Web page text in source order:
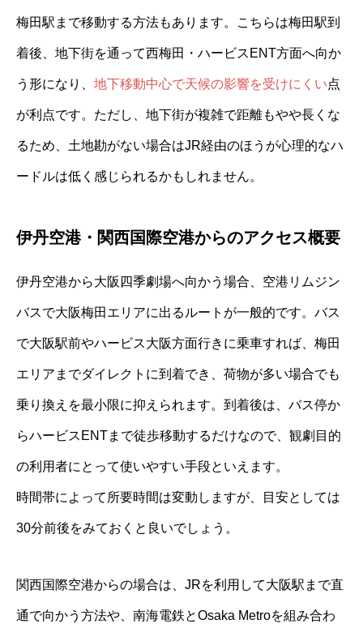
梅田駅まで移動する方法もあります。こちらは梅田駅到
着後、地下街を通って西梅田・ハービスENT方面へ向か
う形になり、 地下移動中心で天候の影響を受けにくい点
が利点です。ただし、地下街が複雑で距離もやや長くな
るため、土地勘がない場合はJR経由のほうが心理的なハ
ードルは低く感じられるかもしれません。
伊丹空港・関西国際空港からのアクセス概要
伊丹空港から大阪四季劇場へ向かう場合、空港リムジン
バスで大阪梅田エリアに出るルートが一般的です。バス
で大阪駅前やハービス大阪方面行きに乗車すれば、梅田
エリアまでダイレクトに到着でき、荷物が多い場合でも
乗り換えを最小限に抑えられます。到着後は、バス停か
らハービスENTまで徒歩移動するだけなので、観劇目的
の利用者にとって使いやすい手段といえます。
時間帯によって所要時間は変動しますが、目安としては
30分前後をみておくと良いでしょう。
関西国際空港からの場合は、JRを利用して大阪駅まで直
通で向かう方法や、南海電鉄とOsaka Metroを組み合わ